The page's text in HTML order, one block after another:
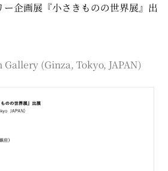
企画展『小さきものの世界展』出
(Ginza, Tokyo, JAPAN)